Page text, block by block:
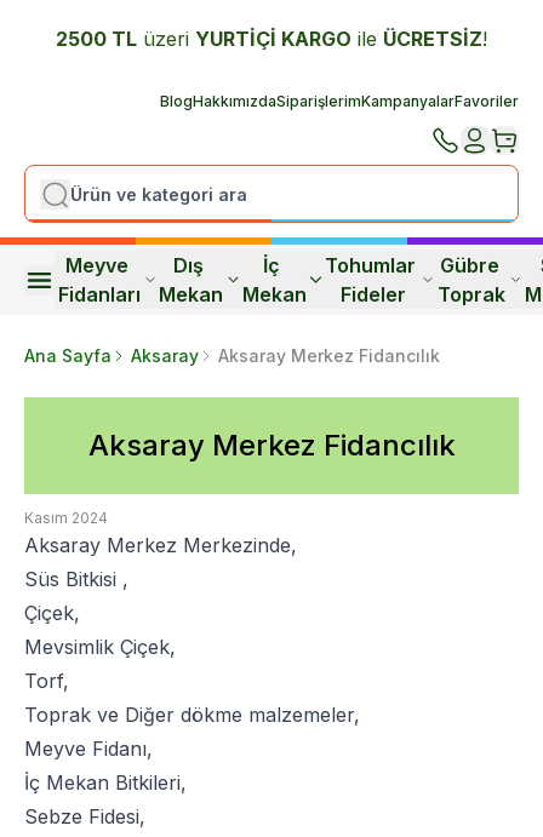
2500 TL üzeri YURTİÇİ KARGO ile ÜCRETSİZ!
BlogHakkımızdaSiparişlerimKampanyalarFavoriler
Meyve
Fidanları
Dış
Mekan
İç
Mekan
Tohumlar
Fideler
Gübre
Toprak
Ana Sayfa Aksaray Aksaray Merkez Fidancılık
Aksaray Merkez Fidancılık
Kasım 2024
Aksaray Merkez Merkezinde,
Süs Bitkisi ,
Çiçek,
Mevsimlik Çiçek,
Torf,
Toprak ve Diğer dökme malzemeler,
Meyve Fidanı,
İç Mekan Bitkileri,
Sebze Fidesi,